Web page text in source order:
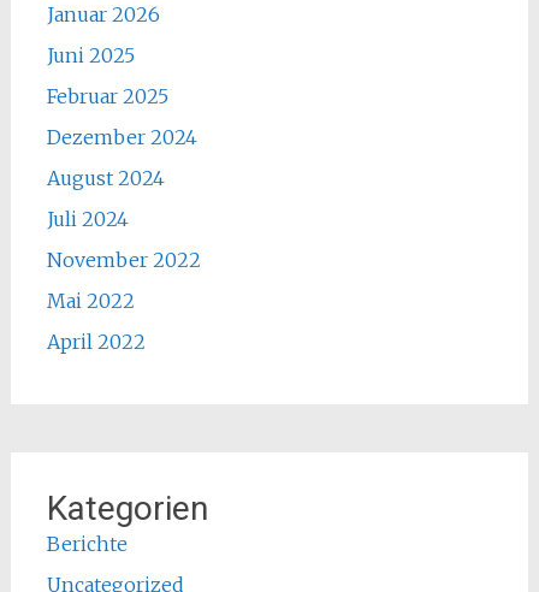
Januar 2026
Juni 2025
Februar 2025
Dezember 2024
August 2024
Juli 2024
November 2022
Mai 2022
April 2022
Kategorien
Berichte
Uncategorized